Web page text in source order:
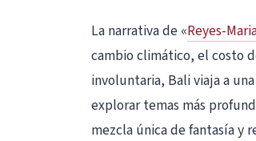
La narrativa de «Reyes-
cambio climático, el costo
involuntaria, Bali viaja a
explorar temas más
mezcla única de fantasía y